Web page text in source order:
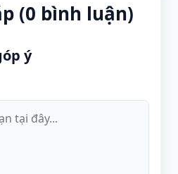
(0 bình luận)
ý